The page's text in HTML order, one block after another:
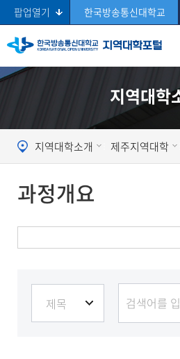
팝업열기 한국방송통신대학교
Search 지역대학
지역대학소개 제주지역대학
등
과정개요
과정개요
자료실